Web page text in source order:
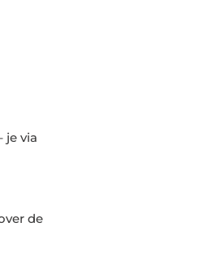
je via
de